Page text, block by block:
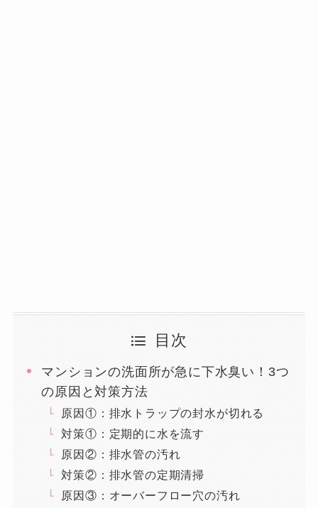
目次
マンションの洗面所が急に下水臭い！3つ
の原因と対策方法
原因①：排水トラップの封水が切れる
対策①：定期的に水を流す
原因②：排水管の汚れ
対策②：排水管の定期清掃
原因③：オーバーフロー穴の汚れ